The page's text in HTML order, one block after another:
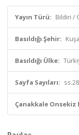
Yayın Türü: Bildiri /
Basıldığı Şehir:
Basıldığı Ülke:
Sayfa Sayıları: ss.28
Çanakkale